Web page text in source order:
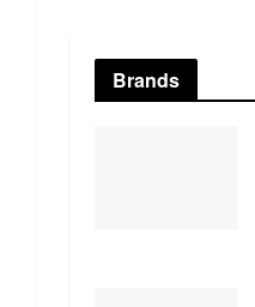
Brands